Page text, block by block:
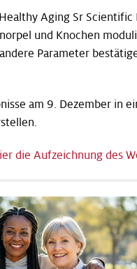
Aging Sr
und Knochen
Parameter
am 9. Dezember in
die Aufzeichnung des